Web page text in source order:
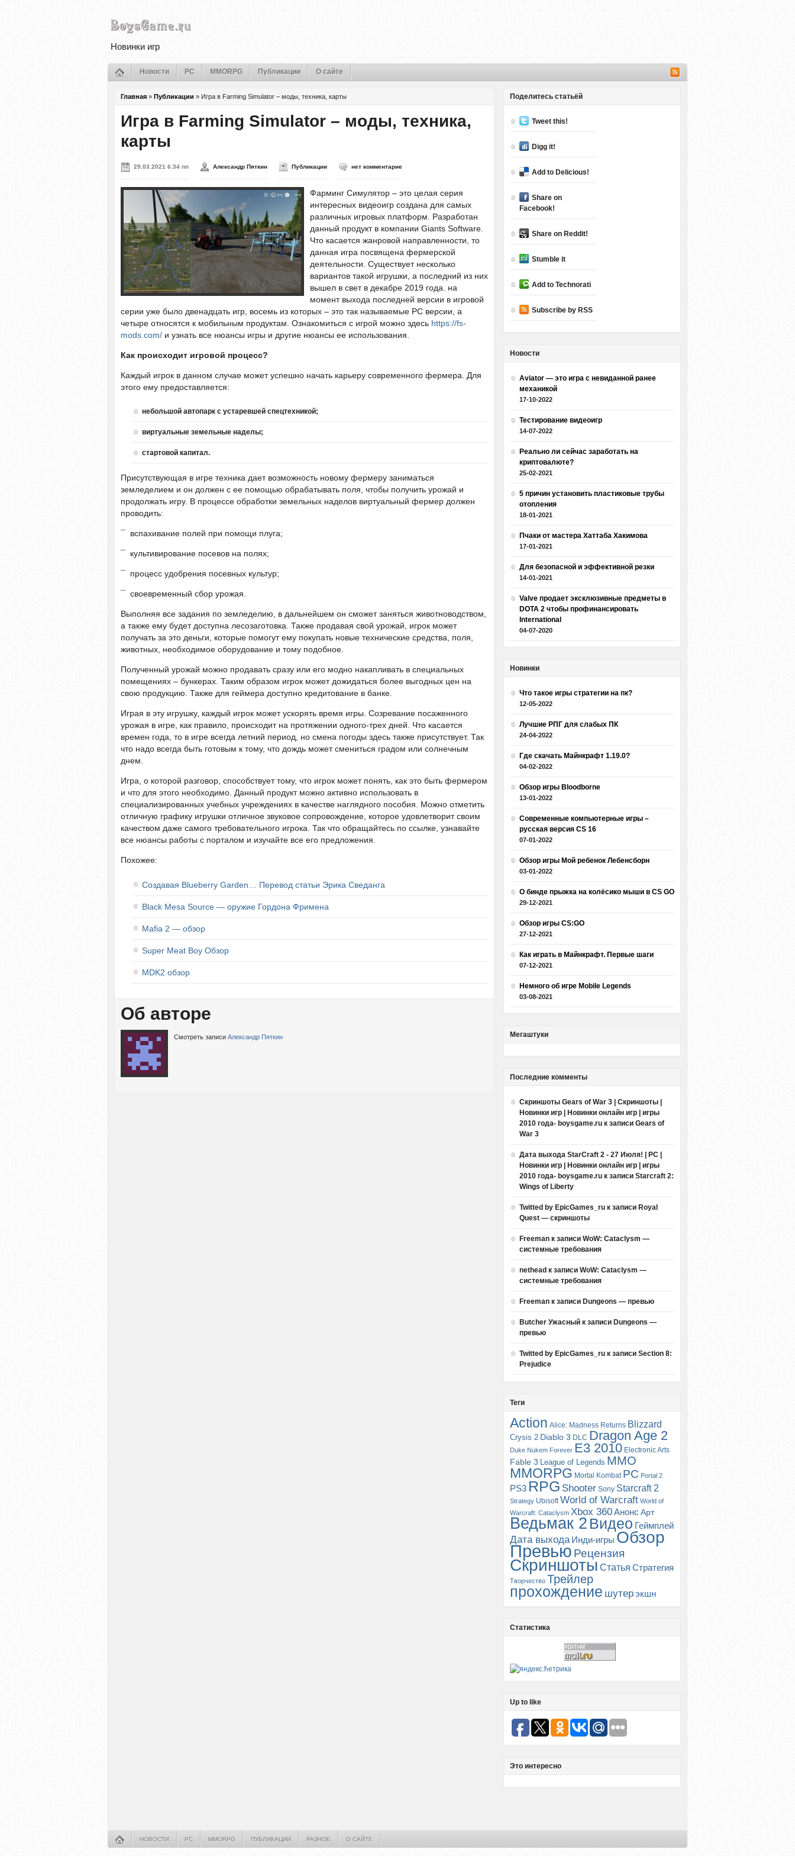
Новинки игр
Новости PC MMORPG Публикации О сайте
Главная » Публикации » Игра в Farming Simulator – моды, техника, карты
Игра в Farming Simulator – моды, техника,
карты
29.03.2021 6:34 пп Александр Пяткин Публикации нет комментарие
Фарминг Симулятор – это целая серия
интересных видеоигр создана для самых
различных игровых платформ. Разработан
данный продукт в компании Giants Software.
Что касается жанровой направленности, то
данная игра посвящена фермерской
деятельности. Существует несколько
вариантов такой игрушки, а последний из них
вышел в свет в декабре 2019 года. на
момент выхода последней версии в игровой
серии уже было двенадцать игр, восемь из которых – это так называемые РС версии, а
четыре относятся к мобильным продуктам. Ознакомиться с игрой можно здесь https://fs-
mods.com/ и узнать все нюансы игры и другие нюансы ее использования.
Как происходит игровой процесс?
Каждый игрок в данном случае может успешно начать карьеру современного фермера. Для
этого ему предоставляется:
небольшой автопарк с устаревшей спецтехникой;
виртуальные земельные наделы;
стартовой капитал.
Присутствующая в игре техника дает возможность новому фермеру заниматься
земледелием и он должен с ее помощью обрабатывать поля, чтобы получить урожай и
продолжать игру. В процессе обработки земельных наделов виртуальный фермер должен
проводить:
¯ вспахивание полей при помощи плуга;
¯ культивирование посевов на полях;
¯ процесс удобрения посевных культур;
¯ своевременный сбор урожая.
Выполняя все задания по земледелию, в дальнейшем он сможет заняться животноводством,
а также ему будет доступна лесозаготовка. Также продавая свой урожай, игрок может
получать за это деньги, которые помогут ему покупать новые технические средства, поля,
животных, необходимое оборудование и тому подобное.
Полученный урожай можно продавать сразу или его модно накапливать в специальных
помещениях – бункерах. Таким образом игрок может дожидаться более выгодных цен на
свою продукцию. Также для геймера доступно кредитование в банке.
Играя в эту игрушку, каждый игрок может ускорять время игры. Созревание посаженного
урожая в игре, как правило, происходит на протяжении одного-трех дней. Что касается
времен года, то в игре всегда летний период, но смена погоды здесь также присутствует. Так
что надо всегда быть готовым к тому, что дождь может смениться градом или солнечным
днем.
Игра, о которой разговор, способствует тому, что игрок может понять, как это быть фермером
и что для этого необходимо. Данный продукт можно активно использовать в
специализированных учебных учреждениях в качестве наглядного пособия. Можно отметить
отличную графику игрушки отличное звуковое сопровождение, которое удовлетворит своим
качеством даже самого требовательного игрока. Так что обращайтесь по ссылке, узнавайте
все нюансы работы с порталом и изучайте все его предложения.
Похожее:
Создавая Blueberry Garden… Перевод статьи Эрика Сведанга
Black Mesa Source — оружие Гордона Фримена
Mafia 2 — обзор
Super Meat Boy Обзор
MDK2 обзор
Об авторе
Смотреть записи Александр Пяткин
Поделитесь статьёй
Tweet this!
Digg it!
Add to Delicious!
Share on
Facebook!
Share on Reddit!
Stumble it
Add to Technorati
Subscribe by RSS
Новости
Aviator — это игра с невиданной ранее
механикой
17-10-2022
Тестирование видеоигр
14-07-2022
Реально ли сейчас заработать на
криптовалюте?
25-02-2021
5 причин установить пластиковые трубы
отопления
18-01-2021
Пчаки от мастера Хаттаба Хакимова
17-01-2021
Для безопасной и эффективной резки
14-01-2021
Valve продает эксклюзивные предметы в
DOTA 2 чтобы профинансировать
International
04-07-2020
Новинки
Что такое игры стратегии на пк?
12-05-2022
Лучшие РПГ для слабых ПК
24-04-2022
Где скачать Майнкрафт 1.19.0?
04-02-2022
Обзор игры Bloodborne
13-01-2022
Современные компьютерные игры –
русская версия CS 16
07-01-2022
Обзор игры Мой ребенок Лебенсборн
03-01-2022
О бинде прыжка на колёсико мыши в CS GO
29-12-2021
Обзор игры CS:GO
27-12-2021
Как играть в Майнкрафт. Первые шаги
07-12-2021
Немного об игре Mobile Legends
03-08-2021
Мегаштуки
Последние комменты
Скриншоты Gears of War 3 | Скриншоты |
Новинки игр | Новинки онлайн игр | игры
2010 года- boysgame.ru к записи Gears of
War 3
Дата выхода StarCraft 2 - 27 Июля! | PC |
Новинки игр | Новинки онлайн игр | игры
2010 года- boysgame.ru к записи Starcraft 2:
Wings of Liberty
Twitted by EpicGames_ru к записи Royal
Quest — скриншоты
Freeman к записи WoW: Cataclysm —
системные требования
nethead к записи WoW: Cataclysm —
системные требования
Freeman к записи Dungeons — превью
Butcher Ужасный к записи Dungeons —
превью
Twitted by EpicGames_ru к записи Section 8:
Prejudice
Теги
Action Alice: Madness Returns Blizzard
Crysis 2 Diablo 3 DLC Dragon Age 2
Duke Nukem Forever E3 2010 Electronic Arts
Fable 3 League of Legends MMO
MMORPG Mortal Kombat PC Portal 2
PS3 RPG Shooter Sony Starcraft 2
Strategy Ubisoft World of Warcraft World of
Warcraft: Cataclysm Xbox 360Анонс Арт
Ведьмак 2 Видео Геймплей
Дата выхода Инди-игры Обзор
Превью Рецензия
Скриншоты Статья Стратегия
Творчество Трейлер
прохождение шутерэкшн
Статистика
Up to like
Это интересно
НОВОСТИ PC MMORPG ПУБЛИКАЦИИ РАЗНОЕ О САЙТЕ